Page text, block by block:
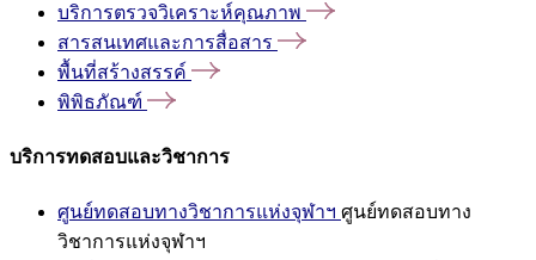
บริการตรวจวิเคราะห์คุณภาพ
สารสนเทศและการสื่อสาร
พื้นที่สร้างสรรค์
พิพิธภัณฑ์
บริการทดสอบและวิชาการ
ศูนย์ทดสอบทางวิชาการแห่งจุฬาฯ ศูนย์ทดสอบทาง
วิชาการแห่งจุฬาฯ